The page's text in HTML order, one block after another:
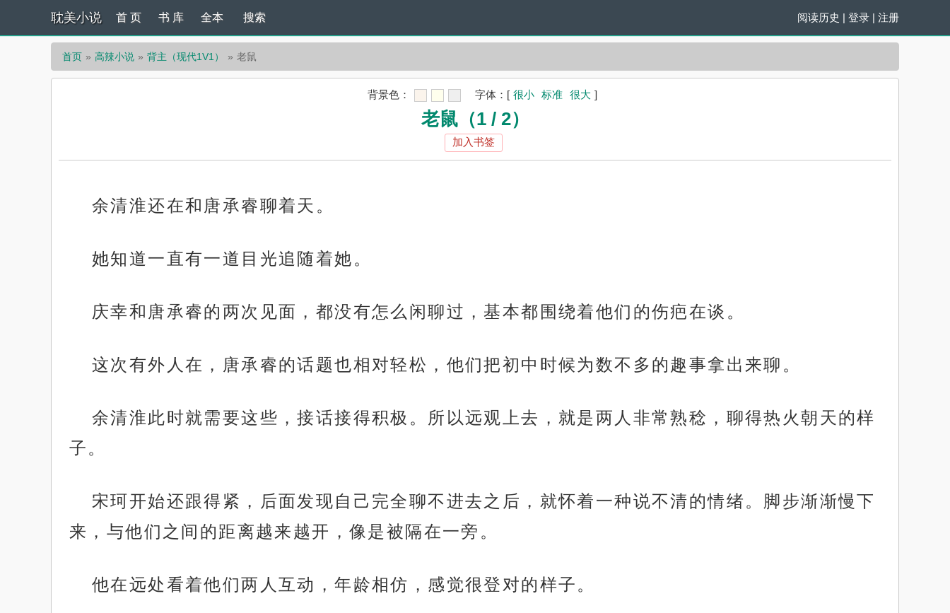
耽美小说 阅读历史 | 登录 | 注册
首 页 书 库 全本 搜索
首页 高辣小说 背主（现代1V1） 老鼠
背景色： 字体： [ 很小 标准 很大 ]
老鼠（1 / 2）
加入书签
余清淮还在和唐承睿聊着天。
她知道一直有一道目光追随着她。
庆幸和唐承睿的两次见面，都没有怎么闲聊过，基本都围绕着他们的伤疤在谈。
这次有外人在，唐承睿的话题也相对轻松，他们把初中时候为数不多的趣事拿出来聊。
余清淮此时就需要这些，接话接得积极。所以远观上去，就是两人非常熟稔，聊得热火朝天的样
子。
宋珂开始还跟得紧，后面发现自己完全聊不进去之后，就怀着一种说不清的情绪。脚步渐渐慢下
来，与他们之间的距离越来越开，像是被隔在一旁。
他在远处看着他们两人互动，年龄相仿，感觉很登对的样子。